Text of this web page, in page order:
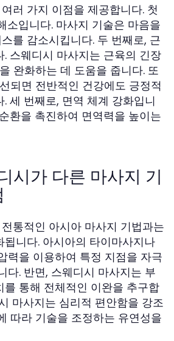
러 가지 이점을 제공합니다. 첫
소입니다. 마사지 기술은 마음을
를 감소시킵니다. 두 번째로, 근
. 스웨디시 마사지는 근육의 긴장
완화하는 데 도움을 줍니다. 또
되면 전반적인 건강에도 긍정적
세 번째로, 면역 체계 강화입니
환을 촉진하여 면역력을 높이는
시가 다른 마사지 기
통적인 아시아 마사지 기법과는
됩니다. 아시아의 타이마사지나
력을 이용하여 특정 지점을 자극
다. 반면, 스웨디시 마사지는 부
를 통해 전체적인 이완을 추구합
마사지는 심리적 편안함을 강조
따라 기술을 조정하는 유연성을